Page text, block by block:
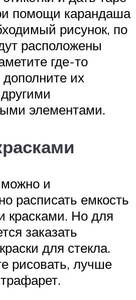
помощи карандаша
рисунок, по
расположены
где-то
их
элементами.
и
расписать емкость
красками. Но для
заказать
для стекла.
рисовать, лучше